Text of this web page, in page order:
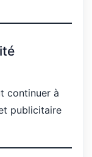
continuer à
publicitaire